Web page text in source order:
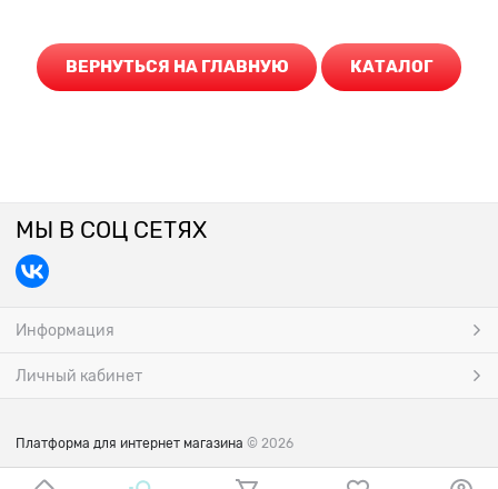
ВЕРНУТЬСЯ НА ГЛАВНУЮ КАТАЛОГ
МЫ В СОЦ СЕТЯХ
Информация
Личный кабинет
Платформа для интернет магазина © 2026